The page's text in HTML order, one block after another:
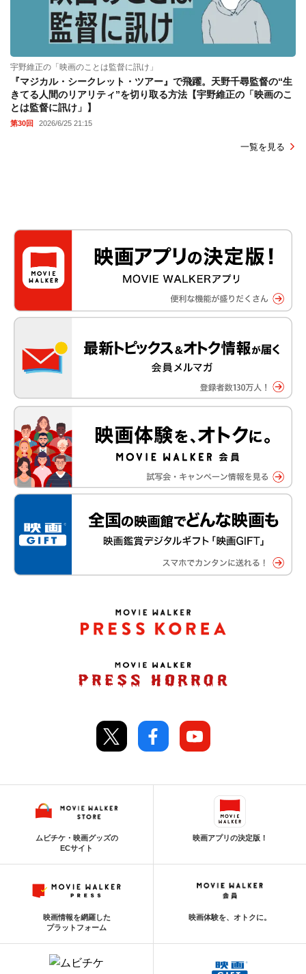
宇野維正の「映画のことは監督に訊け」
『マジカル・シークレット・ツアー』で飛躍。天野千尋監督の“生
きてる人間のリアリティ”を切り取る方法【宇野維正の「映画のこ
とは監督に訊け」】
第30回 2026/6/25 21:15
一覧を見る
ムビチケ・映画グッズの
ECサイト
映画アプリの決定版！
映画情報を網羅した
プラットフォーム
映画体験を、オトクに。